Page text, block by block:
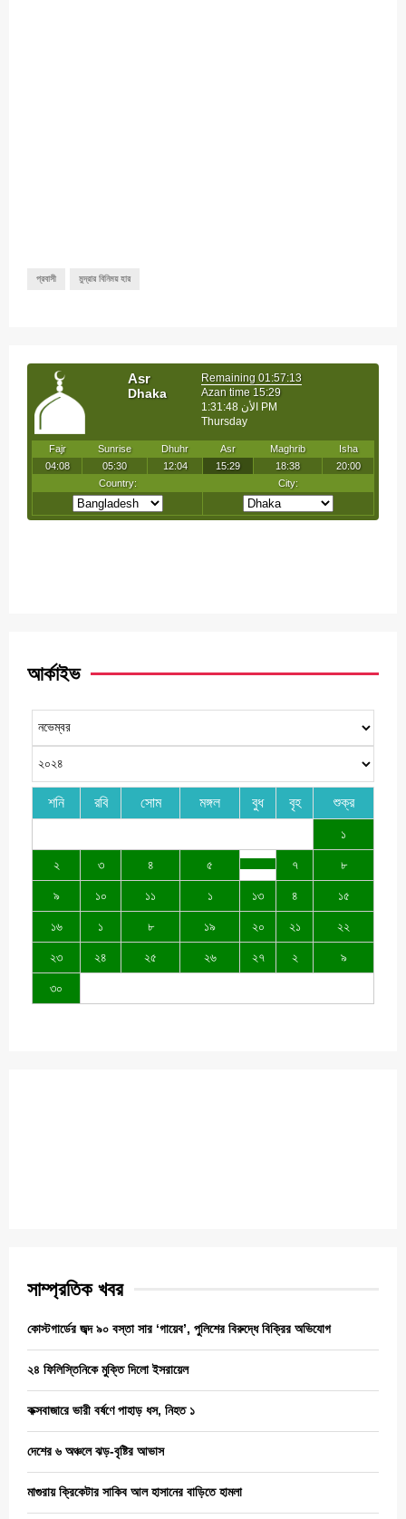
প্রবাসী মুদ্রার বিনিময় হার
আর্কাইভ
শনি রবি সোম মঙ্গল বুধ বৃহ শুক্র
১
২ ৩ ৪ ৫ ৭ ৮
৯ ১০ ১১ ১ ১৩ ৪ ১৫
১৬ ১ ৮ ১৯ ২০ ২১ ২২
২৩ ২৪ ২৫ ২৬ ২৭ ২ ৯
৩০
সাম্প্রতিক খবর
কোস্টগার্ডের জব্দ ৯০ বস্তা সার ‘গায়েব’, পুলিশের বিরুদ্ধে বিক্রির অভিযোগ
২৪ ফিলিস্তিনিকে মুক্তি দিলো ইসরায়েল
কক্সবাজারে ভারী বর্ষণে পাহাড় ধস, নিহত ১
দেশের ৬ অঞ্চলে ঝড়-বৃষ্টির আভাস
মাগুরায় ক্রিকেটার সাকিব আল হাসানের বাড়িতে হামলা